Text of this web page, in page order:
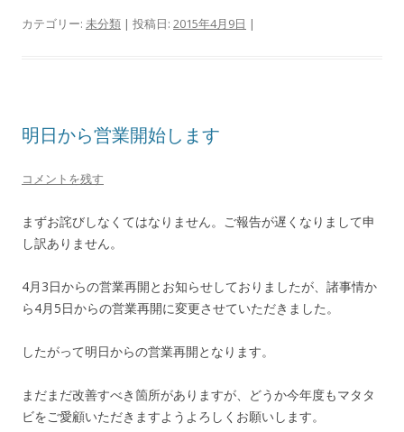
カテゴリー: 未分類 | 投稿日: 2015年4月9日 |
明日から営業開始します
コメントを残す
まずお詫びしなくてはなりません。ご報告が遅くなりまして申
し訳ありません。
4月3日からの営業再開とお知らせしておりましたが、諸事情か
ら4月5日からの営業再開に変更させていただきました。
したがって明日からの営業再開となります。
まだまだ改善すべき箇所がありますが、どうか今年度もマタタ
ビをご愛顧いただきますようよろしくお願いします。